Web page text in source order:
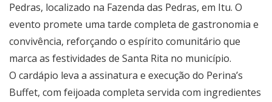
Pedras, localizado na Fazenda das Pedras, em Itu. O
evento promete uma tarde completa de gastronomia e
convivência, reforçando o espírito comunitário que
marca as festividades de Santa Rita no município.
O cardápio leva a assinatura e execução do Perina’s
Buffet, com feijoada completa servida com ingredientes